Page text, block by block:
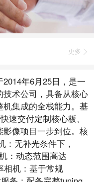
更多
年6月25日，是一
术公司，具备从核心
集成的全栈能力。基
速交付定制核心板、
影像项目一步到位。核
：无补光条件下，
：动态范围高达
相机：基于常规